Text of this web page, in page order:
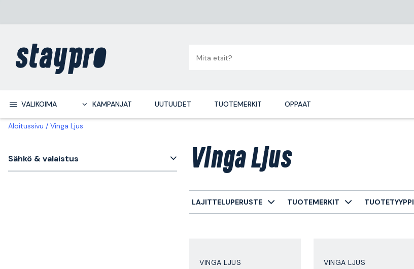
VALIKOIMA KAMPANJAT UUTUUDET TUOTEMERKIT OPPAAT
Aloitussivu Vinga Ljus
Sähkö & valaistus Vinga Ljus
LAJITTELUPERUSTE TUOTEMERKIT TUOTETYYPPI
VINGA LJUS VINGA LJUS